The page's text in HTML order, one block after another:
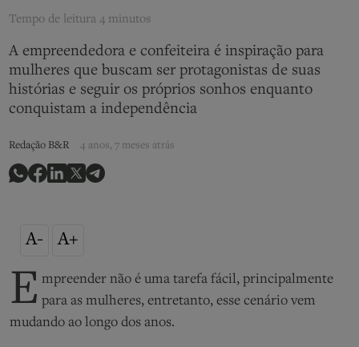
Tempo de leitura4 minutos
A empreendedora e confeiteira é inspiração para
mulheres que buscam ser protagonistas de suas
histórias e seguir os próprios sonhos enquanto
conquistam a independência
Redação B&R 4 anos, 7 meses atrás
A- A+
E mpreender não é uma tarefa fácil, principalmente
para as mulheres, entretanto, esse cenário vem
mudando ao longo dos anos.